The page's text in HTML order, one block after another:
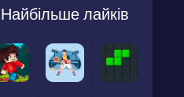
Найбільше лайків